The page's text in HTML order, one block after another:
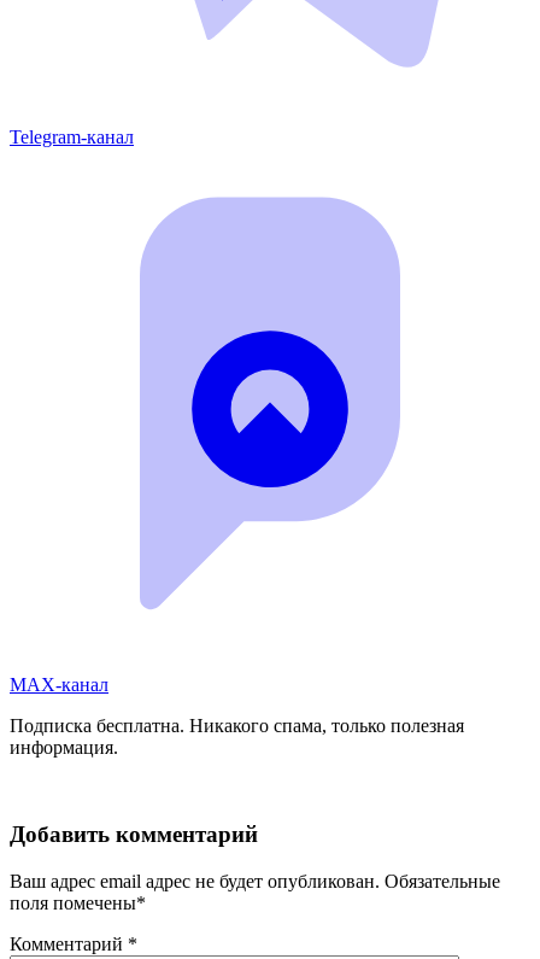
Telegram-канал
MAX-канал
Подписка бесплатна. Никакого спама, только полезная
информация.
Добавить комментарий
Ваш адрес email адрес не будет опубликован. Обязательные
поля помечены*
Комментарий *